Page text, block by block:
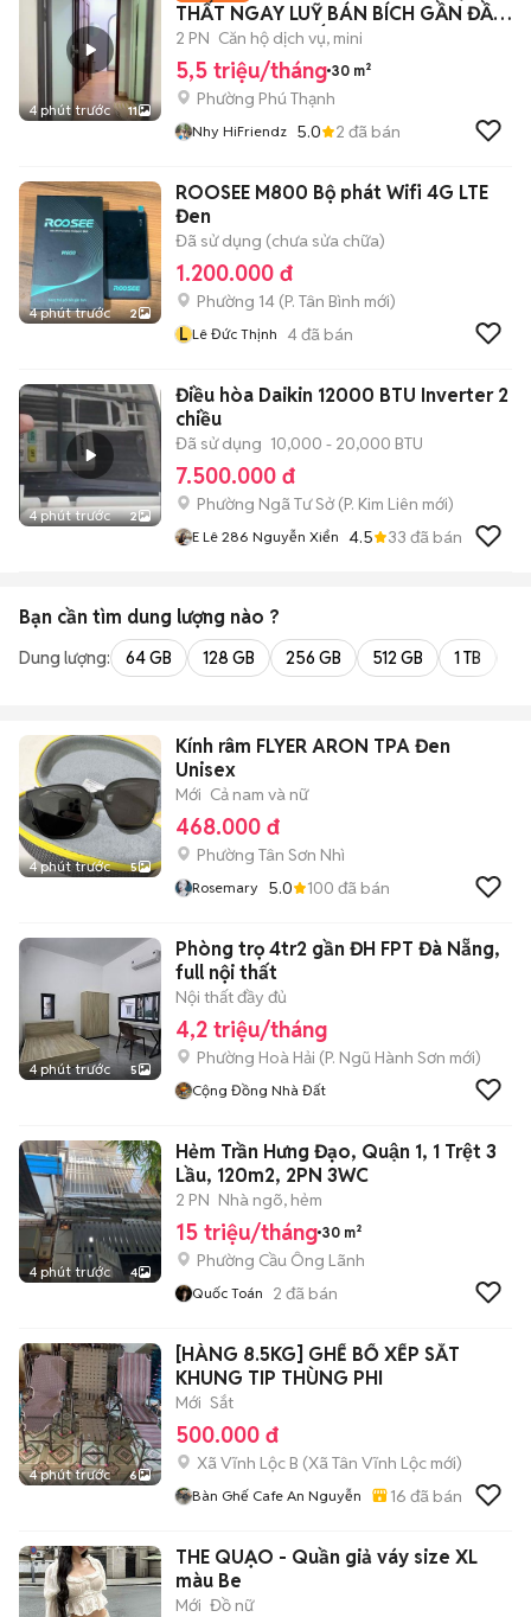
4 phút trước 11
THẤT NGAY LUỸ BÁN BÍCH GẦN ĐẦM
SEN, ĐH VĂN HIẾN
2 PN Căn hộ dịch vụ, mini
5,5 triệu/tháng 30 m²
Phường Phú Thạnh
Nhy HiFriendz 5.0 2 đã bán
4 phút trước 2
ROOSEE M800 Bộ phát Wifi 4G LTE
Đen
Đã sử dụng (chưa sửa chữa)
1.200.000 đ
Phường 14 (P. Tân Bình mới)
L Lê Đức Thịnh 4đã bán
4 phút trước 2
Điều hòa Daikin 12000 BTU Inverter 2
chiều
Đã sử dụng 10,000 - 20,000 BTU
7.500.000 đ
Phường Ngã Tư Sở(P. Kim Liên mới)
E Lê 286 Nguyễn Xiển 4.5 33 đã bán
Bạn cần tìm dung lượng nào ?
Dung lượng: 64 GB 128 GB 256 GB 512 GB 1 TB
4 phút trước 5
Kính râm FLYER ARON TPA Đen
Unisex
Mới Cả nam và nữ
468.000 đ
Phường Tân Sơn Nhì
Rosemary 5.0 100 đã bán
4 phút trước 5
Phòng trọ 4tr2 gần ĐH FPT Đà Nẵng,
full nội thất
Nội thất đầy đủ
4,2 triệu/tháng
Phường Hoà Hải (P. Ngũ Hành Sơn mới)
Cộng Đồng Nhà Đất
4 phút trước 4
Hẻm Trần Hưng Đạo, Quận 1, 1 Trệt 3
Lầu, 120m2, 2PN 3WC
2 PN Nhà ngõ, hẻm
15 triệu/tháng 30 m²
Phường Cầu Ông Lãnh
Quốc Toán 2 đã bán
4 phút trước 6
[HÀNG 8.5KG] GHẾ BỐ XẾP SẮT
KHUNG TIP THÙNG PHI
Mới Sắt
500.000 đ
Xã Vĩnh Lộc B (Xã Tân Vĩnh Lộc mới)
Bàn Ghế Cafe An Nguyễn 16 đã bán
THE QUẠO - Quần giả váy size XL
màu Be
Mới Đồ nữ